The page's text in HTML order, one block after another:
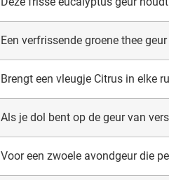
Een verfrissende groene thee
Brengt een vleugje Citrus in elke
Als je dol bent op de geur van
Voor een zwoele avondgeur die